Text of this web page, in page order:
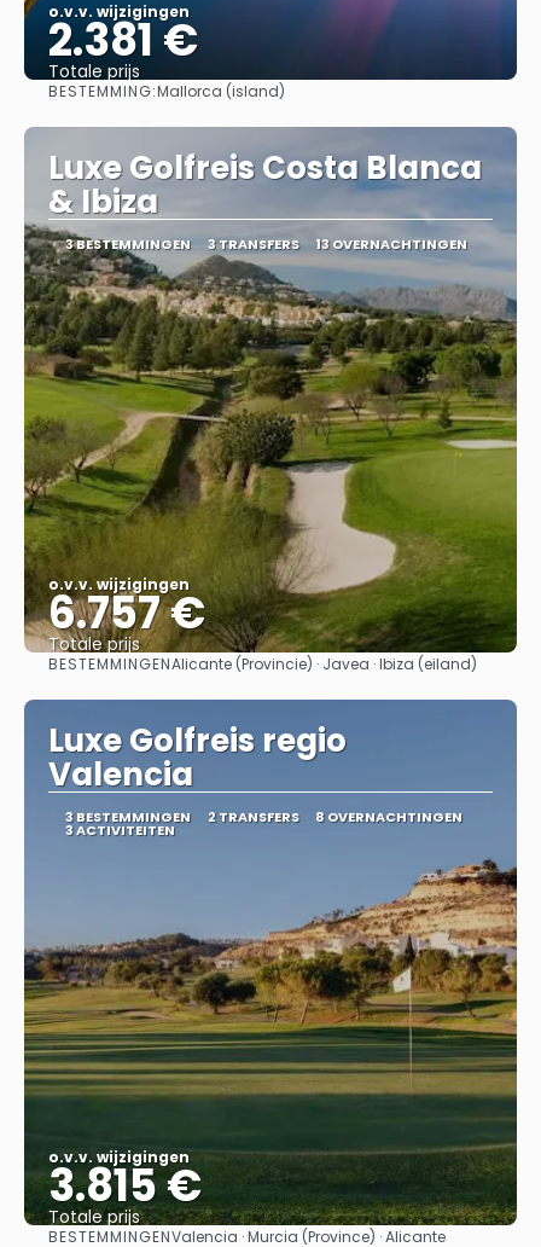
o.v.v. wijzigingen
2.381 €
Totale prijs
Bekijk
BESTEMMING:Mallorca (island)
Luxe Golfreis Costa Blanca
& Ibiza
3 BESTEMMINGEN 3 TRANSFERS 13 OVERNACHTINGEN
o.v.v. wijzigingen
6.757 €
Totale prijs
Bekijk
BESTEMMINGENAlicante (Provincie) · Javea · Ibiza (eiland)
Luxe Golfreis regio
Valencia
3 BESTEMMINGEN 2 TRANSFERS 8 OVERNACHTINGEN
3 ACTIVITEITEN
o.v.v. wijzigingen
3.815 €
Totale prijs
BESTEMMINGENValencia · Murcia (Province) · Alicante